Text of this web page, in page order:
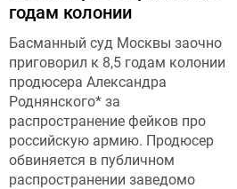
годам колонии
Басманный суд Москвы заочно
приговорил к 8,5 годам колонии
продюсера Александра
Роднянского* за
распространение фейков про
российскую армию. Продюсер
обвиняется в публичном
распространении заведомо